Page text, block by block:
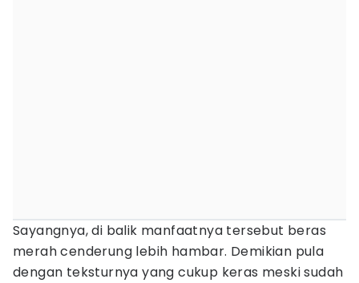
Sayangnya, di balik manfaatnya tersebut beras
merah cenderung lebih hambar. Demikian pula
dengan teksturnya yang cukup keras meski sudah